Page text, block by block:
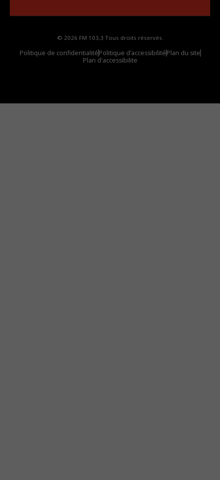
© 2026 FM 103,3 Tous droits réservés.
Politique de confidentialitéPolitique d’accessibilitéPlan du site
Plan d'accessibilite